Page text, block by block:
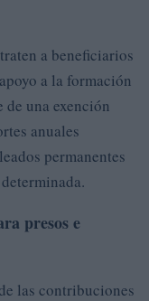
a beneficiarios
a la formación
una exención
anuales
permanentes
presos e
las contribuciones